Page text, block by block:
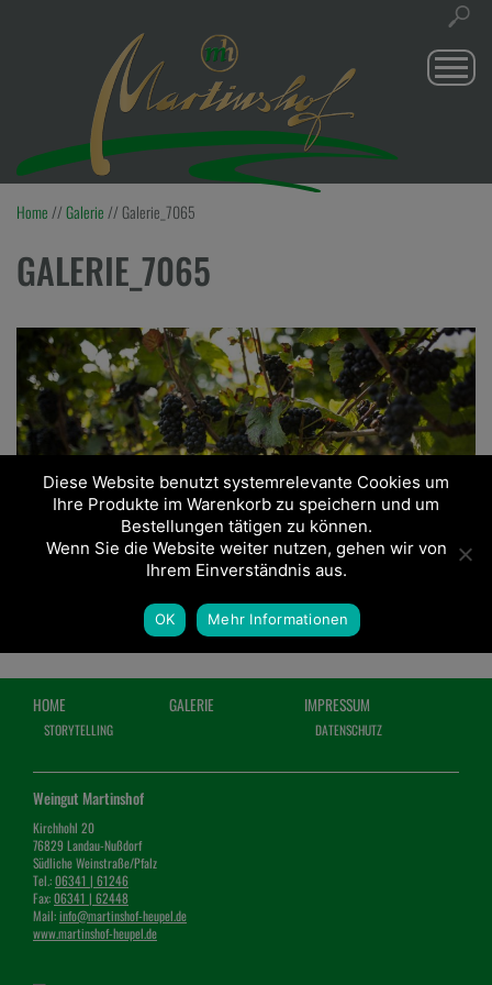
Home //Galerie // Galerie_7065
GALERIE_7065
HOME
STORYTELLING
GALERIE IMPRESSUM
DATENSCHUTZ
Weingut Martinshof
Kirchhohl 20
76829 Landau-Nußdorf
Südliche Weinstraße/Pfalz
Tel.:06341 | 61246
Fax:06341 | 62448
Mail:info@martinshof-heupel.de
www.martinshof-heupel.de
Diese Website benutzt systemrelevante Cookies um
Ihre Produkte im Warenkorb zu speichern und um
Bestellungen tätigen zu können.
Wenn Sie die Website weiter nutzen, gehen wir von
Ihrem Einverständnis aus.
OK Mehr Informationen